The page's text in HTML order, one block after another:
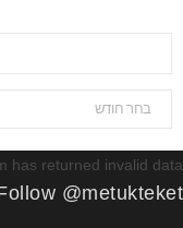
ארכיון
has returned invalid data.
@metukteket